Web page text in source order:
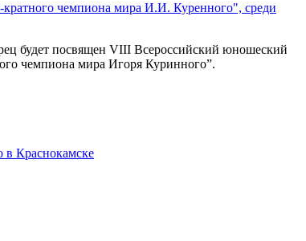
чемпиона мира И.И. Куренного", среди
будет посвящен VIII Всероссийский юношеский
чемпиона мира Игоря Куринного”.
Краснокамске